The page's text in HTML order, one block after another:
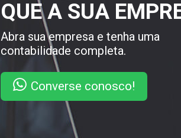
QUE A SUA
Abra sua empresa e tenha uma
contabilidade completa.
Converse conosco!